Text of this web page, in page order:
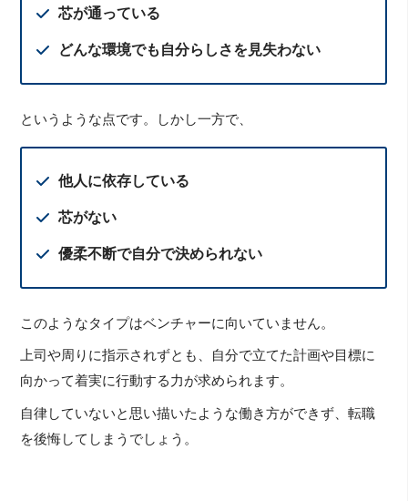
芯が通っている
どんな環境でも自分らしさを見失わない
というような点です。しかし一方で、
他人に依存している
芯がない
優柔不断で自分で決められない
このようなタイプはベンチャーに向いていません。
上司や周りに指示されずとも、自分で立てた計画や目標に
向かって着実に行動する力が求められます。
自律していないと思い描いたような働き方ができず、転職
を後悔してしまうでしょう。